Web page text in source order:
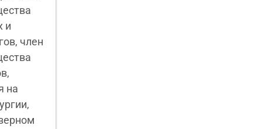
и
член
на